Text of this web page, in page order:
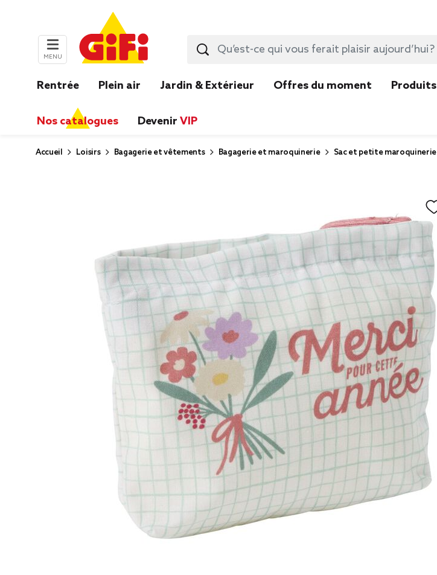
MENU
Rentrée Plein air Jardin & Extérieur Offres du moment Produits
Nos catalogues Devenir VIP
Accueil Loisirs Bagagerie et vêtements Bagagerie et maroquinerie Sac et petite maroquinerie